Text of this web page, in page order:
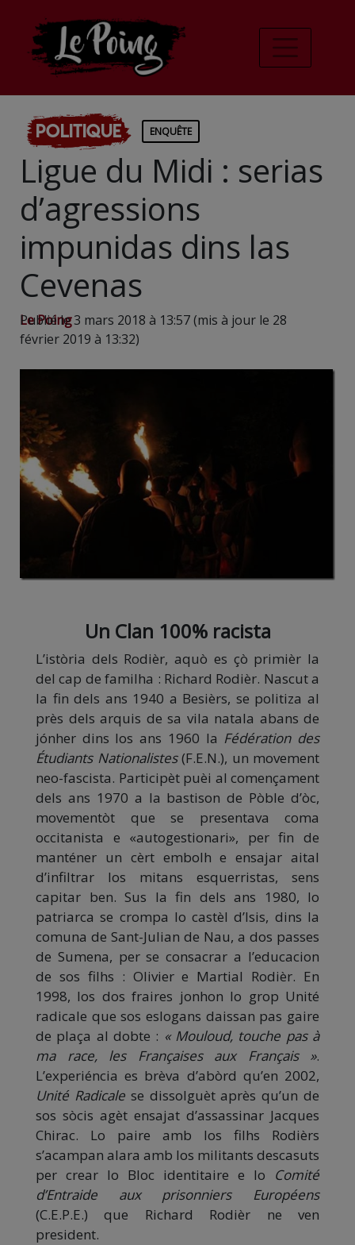
Politique ENQUÊTE
Ligue du Midi : serias
d’agressions
impunidas dins las
Cevenas
Le Poing
Publié le 3 mars 2018 à 13:57 (mis à jour le 28
février 2019 à 13:32)
Un Clan 100% racista
L’istòria dels Rodièr, aquò es çò primièr la
del cap de familha : Richard Rodièr. Nascut a
la fin dels ans 1940 a Besièrs, se politiza al
près dels arquis de sa vila natala abans de
jónher dins los ans 1960 la Fédération des
Étudiants Nationalistes(F.E.N.), un movement
neo-fascista. Participèt puèi al començament
dels ans 1970 a la bastison de Pòble d’òc,
movementòt que se presentava coma
occitanista e «autogestionari», per fin de
manténer un cèrt embolh e ensajar aital
d’infiltrar los mitans esquerristas, sens
capitar ben. Sus la fin dels ans 1980, lo
patriarca se crompa lo castèl d’Isis, dins la
comuna de Sant-Julian de Nau, a dos passes
de Sumena, per se consacrar a l’educacion
de sos filhs : Olivier e Martial Rodièr. En
1998, los dos fraires jonhon lo grop Unité
radicale que sos eslogans daissan pas gaire
de plaça al dobte : « Mouloud, touche pas à
ma race, les Françaises aux Français ».
L’experiéncia es brèva d’abòrd qu’en 2002,
Unité Radicalese dissolguèt après qu’un de
sos sòcis agèt ensajat d’assassinar Jacques
Chirac. Lo paire amb los filhs Rodièrs
s’acampan alara amb los militants descasuts
per crear lo Bloc identitaire e lo Comité
d’Entraide aux prisonniers Européens
(C.E.P.E.) que Richard Rodièr ne ven
president.